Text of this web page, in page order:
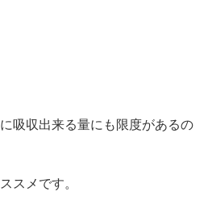
吸収出来る量にも限度があるの
スメです。